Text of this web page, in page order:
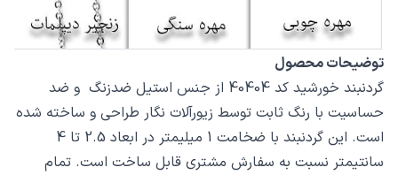
توضیحات محصول
گردنبند خورشید کد 40404 از جنس استیل ضدزنگ و ضد
حساسیت با رنگ ثابت توسط زیورآلات نگار طراحی و ساخته شده
است. این گردنبند با ضخامت 1 میلیمتر در ابعاد 2.5 تا 4
سانتیمتر نسبت به سفارش مشتری قابل ساخت است. تمام